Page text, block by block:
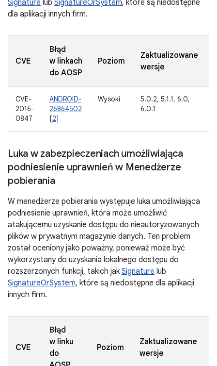
Signature lub SignatureOrSystem, które są niedostępne
dla aplikacji innych firm.
CVE
Błąd
w linkach
do AOSP
Poziom
Zaktualizowane
wersje
CVE-
2016-
0847
ANDROID-
26864502
[2]
Wysoki
5.0.2, 5.1.1, 6.0,
6.0.1
Luka w zabezpieczeniach umożliwiająca
podniesienie uprawnień w Menedżerze
pobierania
W menedżerze pobierania występuje luka umożliwiająca
podniesienie uprawnień, która może umożliwić
atakującemu uzyskanie dostępu do nieautoryzowanych
plików w prywatnym magazynie danych. Ten problem
został oceniony jako poważny, ponieważ może być
wykorzystany do uzyskania lokalnego dostępu do
rozszerzonych funkcji, takich jak Signature lub
SignatureOrSystem, które są niedostępne dla aplikacji
innych firm.
CVE
Błąd
w linku
do
Poziom
Zaktualizowane
wersje